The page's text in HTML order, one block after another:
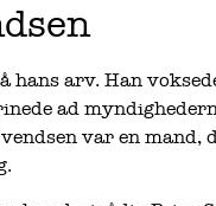
hans arv. Han
ad
var en mand,